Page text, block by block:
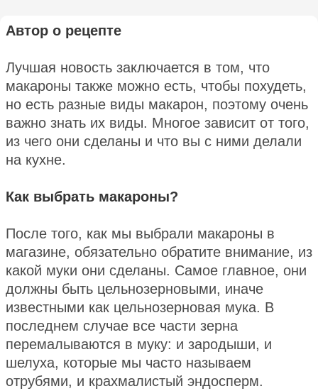
Автор о рецепте
Лучшая новость заключается в том, что
макароны также можно есть, чтобы похудеть,
но есть разные виды макарон, поэтому очень
важно знать их виды. Многое зависит от того,
из чего они сделаны и что вы с ними делали
на кухне.
Как выбрать макароны?
После того, как мы выбрали макароны в
магазине, обязательно обратите внимание, из
какой муки они сделаны. Самое главное, они
должны быть цельнозерновыми, иначе
известными как цельнозерновая мука. В
последнем случае все части зерна
перемалываются в муку: и зародыши, и
шелуха, которые мы часто называем
отрубями, и крахмалистый эндосперм.